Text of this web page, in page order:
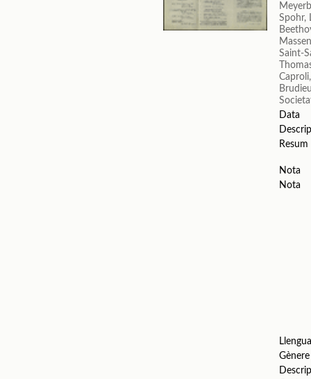
Spohr,
Saint-
Data
Resum
Nota
Nota
Gènere